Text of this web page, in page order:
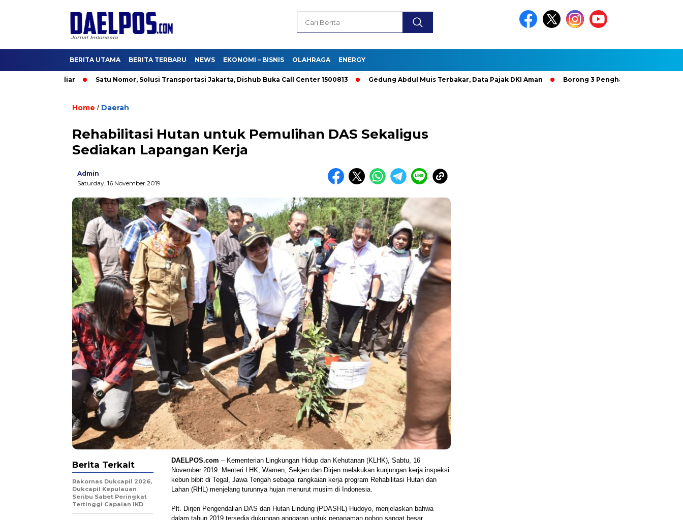
BERITA UTAMA BERITA TERBARU NEWS EKONOMI – BISNIS OLAHRAGA ENERGY
Satu Nomor, Solusi Transportasi Jakarta, Dishub Buka Call Center 1500813 Gedung Abdul Muis Terbakar, Data Pajak DKI Aman Borong 3 Penghargaan Gold Bintang 4,
Home / Daerah
Rehabilitasi Hutan untuk Pemulihan DAS Sekaligus
Sediakan Lapangan Kerja
Admin
Saturday, 16 November 2019
DAELPOS.com – Kementerian Lingkungan Hidup dan Kehutanan (KLHK), Sabtu, 16
November 2019. Menteri LHK, Wamen, Sekjen dan Dirjen melakukan kunjungan kerja inspeksi
kebun bibit di Tegal, Jawa Tengah sebagai rangkaian kerja program Rehabilitasi Hutan dan
Lahan (RHL) menjelang turunnya hujan menurut musim di Indonesia.
Plt. Dirjen Pengendalian DAS dan Hutan Lindung (PDASHL) Hudoyo, menjelaskan bahwa
dalam tahun 2019 tersedia dukungan anggaran untuk penanaman pohon sangat besar
Berita Terkait
Rakornas Dukcapil 2026,
Dukcapil Kepulauan
Seribu Sabet Peringkat
Tertinggi Capaian IKD